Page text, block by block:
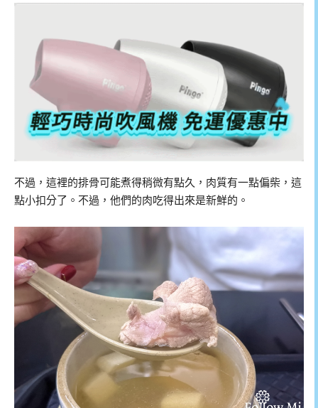
不過，這裡的排骨可能煮得稍微有點久，肉質有一點偏柴，這
點小扣分了。不過，他們的肉吃得出來是新鮮的。